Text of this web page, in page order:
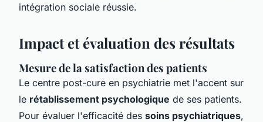
intégration sociale réussie.
Impact et évaluation des résultats
Mesure de la satisfaction des patients
Le centre post-cure en psychiatrie met l'accent sur
le rétablissement psychologique de ses patients.
Pour évaluer l'efficacité des soins psychiatriques,